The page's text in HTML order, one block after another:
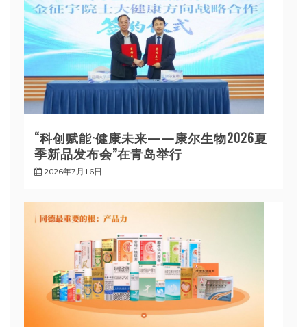
“科创赋能·健康未来——康尔生物2026夏
季新品发布会”在青岛举行
2026年7月16日